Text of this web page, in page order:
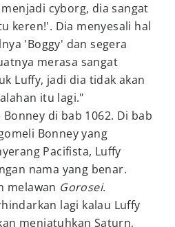
cyborg, dia sangat
keren!'. Dia menyesali hal
'Boggy' dan segera
merasa sangat
Luffy, jadi dia tidak akan
itu lagi."
di bab 1062. Di bab
Bonney yang
Pacifista, Luffy
nama yang benar.
melawan Gorosei.
lagi kalau Luffy
menjatuhkan Saturn,